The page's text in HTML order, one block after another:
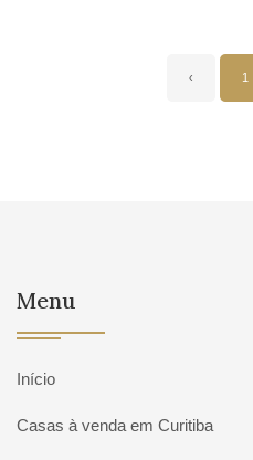
‹ 1
Menu
Início
Casas à venda em Curitiba